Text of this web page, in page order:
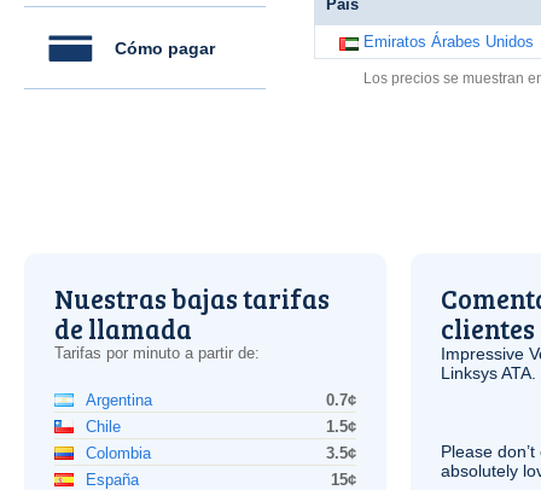
Cómo pagar
País
Emiratos Árabes Unidos
Los precios se muestran
Nuestras bajas tarifas
de llamada
Tarifas por minuto a partir de:
Argentina
0.7¢
Chile
1.5¢
Colombia
3.5¢
España
15¢
clientes
Impressive
LinksysATA
Please
absolutely